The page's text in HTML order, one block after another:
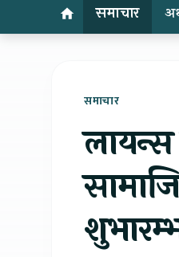
समाचार
समाचार
लायन्स